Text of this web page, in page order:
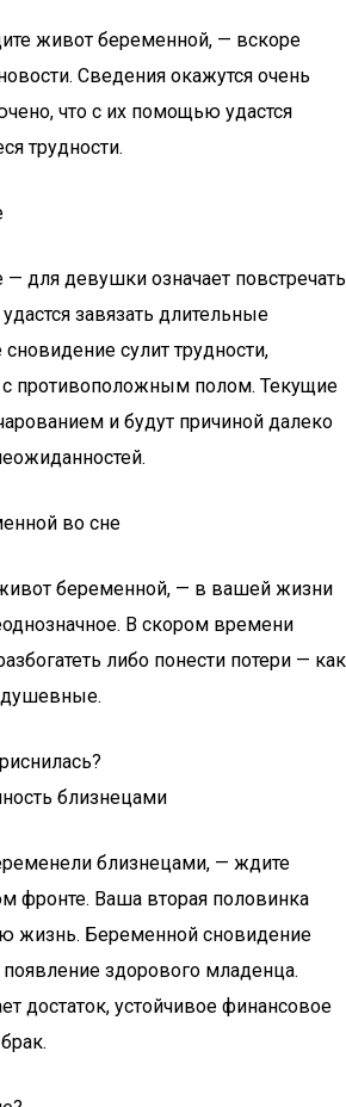
живот беременной, — вскоре
Сведения окажутся очень
что с их помощью удастся
трудности.
для девушки означает повстречать
завязать длительные
сулит трудности,
противоположным полом. Текущие
и будут причиной далеко
во сне
живот беременной, — в вашей жизни
В скором времени
либо понести потери — как
душевные.
близнецами
близнецами, — ждите
фронте. Ваша вторая половинка
жизнь. Беременной сновидение
здорового младенца.
достаток, устойчивое финансовое